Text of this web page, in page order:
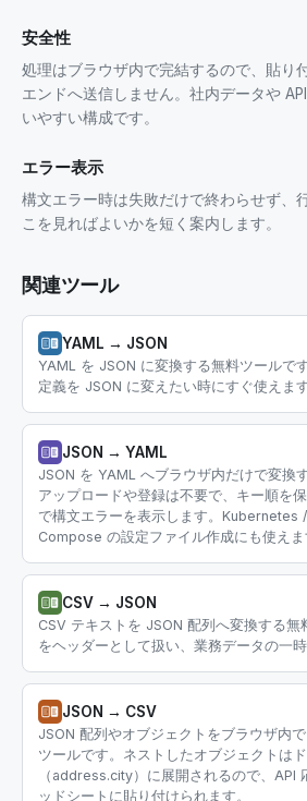
安全性
処理はブラウザ内で完結するので、貼り
エンドへ送信しません。社内データや
いやすい構成です。
エラー表示
構文エラー時は失敗だけで終わらせず、
こを見ればよいかを短く案内します。
関連ツール
YAML → JSON
YAML を JSON に変換する無料ツールで
定義を JSON に変えたい時にすぐ使えます
JSON → YAML
JSON を YAML へブラウザ内だけで変換
アップロードや登録は不要で、キー順を
で構文エラーを表示します。
Compose の設定ファイル作成にも使えま
CSV → JSON
CSV テキストを JSON 配列へ変換する無
をヘッダーとして扱い、業務データの一
JSON → CSV
JSON 配列やオブジェクトをブラウザ内
ツールです。ネストしたオブジェクトは
（address.city）に展開されるので、API
ッドシートに貼り付けられます。